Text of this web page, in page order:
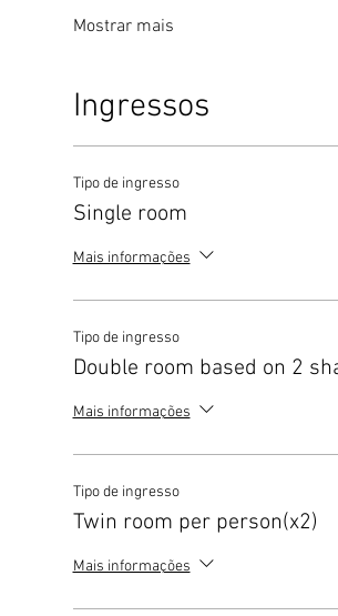
Mostrar mais
Ingressos
Tipo de ingresso
Single room
Mais informações
Tipo de ingresso
Double room based on 2
Mais informações
Tipo de ingresso
Twin room per person(x2)
Mais informações